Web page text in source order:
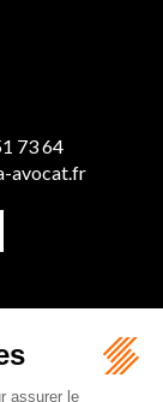
73 64
avocat.fr